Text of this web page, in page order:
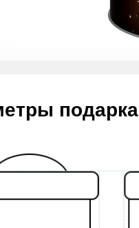
подарка